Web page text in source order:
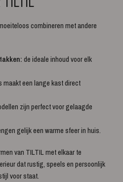
combineren met andere
de ideale inhoud voor elk
maakt een lange kast direct
zijn perfect voor gelaagde
gelijk een warme sfeer in huis.
van TILTIL met elkaar te
dat rustig, speels en persoonlijk
voor staat.